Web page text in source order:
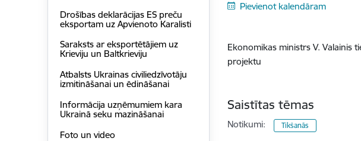
Drošības deklarācijas ES preču
eksportam uz Apvienoto Karalisti
Saraksts ar eksportētājiem uz
Krieviju un Baltkrieviju
Atbalsts Ukrainas civiliedzīvotāju
izmitināšanai un ēdināšanai
Informācija uzņēmumiem kara
Ukrainā seku mazināšanai
Foto un video
Pievienot kalendāram
Ekonomikas ministrs V. Valainis
projektu
Saistītas tēmas
Notikumi: Tikšanās